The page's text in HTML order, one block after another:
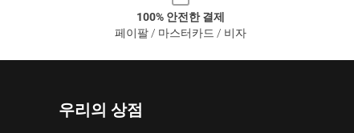
100% 안전한 결제
페이팔 / 마스터카드 / 비자
우리의 상점